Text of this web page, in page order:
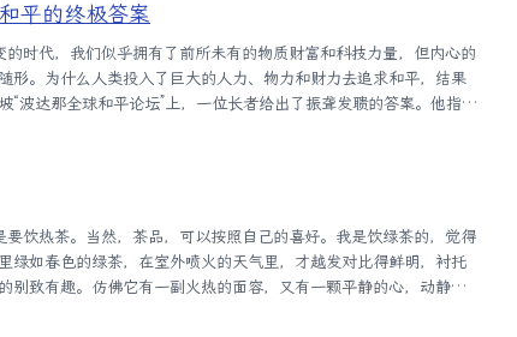
闷声不响，急急地朝着离自己最近的树木攀爬。蝉似乎天生懂得：
风度...
平的终极答案
形。为什么人类投入了巨大的人力、物力和财力去追求和平，结果
“波达那全球和平论坛”上，一位长者给出了振聋发聩的答案。他指
蒂固地认为“战争”是获得和平的手段，各国竞相增添军备，却使国际
绿如春色的绿茶，在室外喷火的天气里，才越发对比得鲜明，衬托
别致有趣。仿佛它有一副火热的面容，又有一颗平静的心，动静自
静，让热降温，让跌宕起伏变平易。 ——肖复兴 小暑的到来，虫声